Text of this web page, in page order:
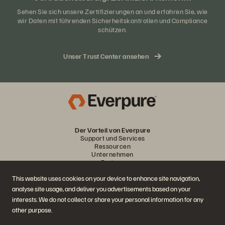
This website uses cookies on your device to enhance site navigation,
analyse site usage, and deliver you advertisements based on your
interests. We do not collect or share your personal information for any
other purpose.
Sehen Sie sich unsere Zertifizierungen an und erfahren Sie, wie
wir Daten mit führenden Sicherheitskontrollen und Compliance
schützen.
Unser Trust Center ansehen
Der Vorteil von Everpure
Support und Services
Ressourcen
Unternehmen
Partner
Reden Sie mit
Allen Social-Media-Kanälen von Everpure folgen